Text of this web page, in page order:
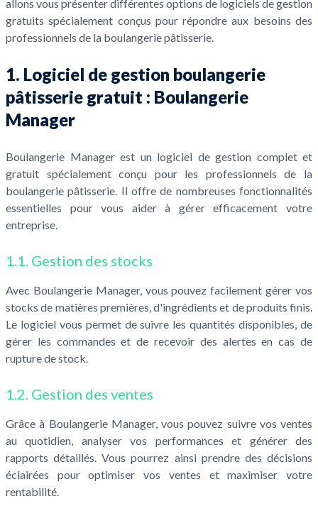
allons vous présenter différentes options de logiciels de gestion
gratuits spécialement conçus pour répondre aux besoins des
professionnels de la boulangerie pâtisserie.
1. Logiciel de gestion boulangerie
pâtisserie gratuit : Boulangerie
Manager
Boulangerie Manager est un logiciel de gestion complet et
gratuit spécialement conçu pour les professionnels de la
boulangerie pâtisserie. Il offre de nombreuses fonctionnalités
essentielles pour vous aider à gérer efficacement votre
entreprise.
1.1. Gestion des stocks
Avec Boulangerie Manager, vous pouvez facilement gérer vos
stocks de matières premières, d'ingrédients et de produits finis.
Le logiciel vous permet de suivre les quantités disponibles, de
gérer les commandes et de recevoir des alertes en cas de
rupture de stock.
1.2. Gestion des ventes
Grâce à Boulangerie Manager, vous pouvez suivre vos ventes
au quotidien, analyser vos performances et générer des
rapports détaillés. Vous pourrez ainsi prendre des décisions
éclairées pour optimiser vos ventes et maximiser votre
rentabilité.